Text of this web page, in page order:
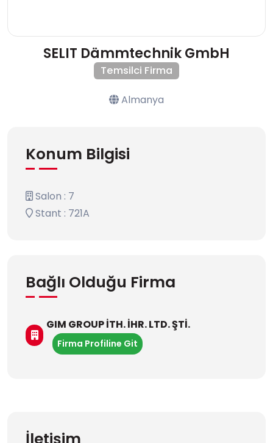
SELIT Dämmtechnik GmbH
Temsilci Firma
Almanya
Konum Bilgisi
Salon : 7
Stant : 721A
Bağlı Olduğu Firma
GIM GROUP İTH. İHR. LTD. ŞTİ.
Firma Profiline Git